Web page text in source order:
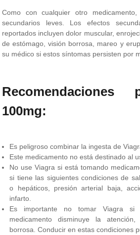
Como con cualquier otro
secundarios leves. Los efectos
reportados incluyen dolor muscular,
de estómago, visión borrosa, mareo y
su médico si estos síntomas persisten por
Recomendaciones
100mg:
Es peligroso combinar la ingesta de
Este medicamento no está destinado al
No use Viagra si está tomando
si tiene las siguientes condiciones de
o hepáticos, presión arterial baja,
infarto.
Es importante no tomar Viagra
medicamento disminuye la
borrosa. Conducir en estas condiciones